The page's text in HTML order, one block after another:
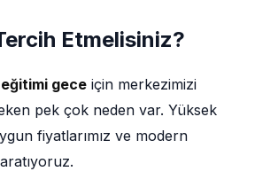
Etmelisiniz?
gece için merkezimizi
pek çok neden var. Yüksek
fiyatlarımız ve modern